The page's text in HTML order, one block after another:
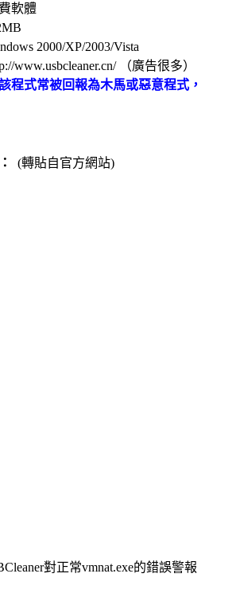
軟體
2000/XP/2003/Vista
www.usbcleaner.cn/ （廣告很多）
程式常被回報為木馬或惡意程式，
(轉貼自官方網站)
對正常vmnat.exe的錯誤警報